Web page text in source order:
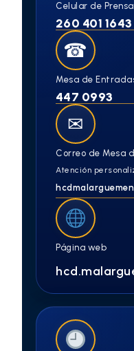
Celular de Prensa
260 401 1643
☎
Mesa de
447 0993
✉
Correo de Mesa
Atención
Página web